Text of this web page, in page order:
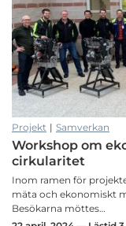
Projekt | Samverkan
Workshop om
cirkularitet
Inom ramen för
mäta och ekonomiskt
Besökarna möttes…